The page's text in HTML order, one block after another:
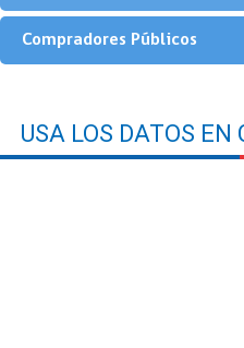
Compradores Públicos
USA LOS DATOS